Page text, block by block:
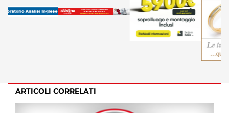
ARTICOLI CORRELATI